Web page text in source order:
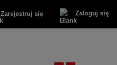
Zarejestruj się Zaloguj się